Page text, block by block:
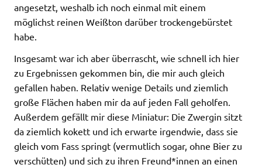
angesetzt, weshalb ich noch einmal mit einem
möglichst reinen Weißton darüber trockengebürstet
habe.
Insgesamt war ich aber überrascht, wie schnell ich hier
zu Ergebnissen gekommen bin, die mir auch gleich
gefallen haben. Relativ wenige Details und ziemlich
große Flächen haben mir da auf jeden Fall geholfen.
Außerdem gefällt mir diese Miniatur: Die Zwergin sitzt
da ziemlich kokett und ich erwarte irgendwie, dass sie
gleich vom Fass springt (vermutlich sogar, ohne Bier zu
verschütten) und sich zu ihren Freund*innen an einen